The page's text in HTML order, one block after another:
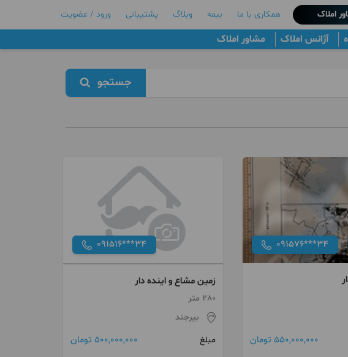
املاک همکاری با ما بیمه وبلاگ پشتیبانی ورود / عضویت
آژانس املاک مشاور املاک
جستجو
091576***34
550,000,000 تومان
091516***34
زمین مشاع و اینده دار
280 متر
بیرجند
مبلغ
500,000,000 تومان